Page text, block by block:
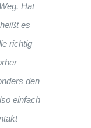
Hat
es
richtig
den
einfach